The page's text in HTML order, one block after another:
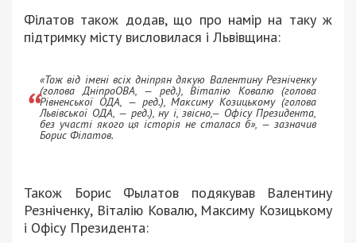
Філатов також додав, що про намір на таку ж
підтримку місту висловилася і Львівщина:
«Тож від імені всіх дніпрян дякую Валентину Резніченку
(голова ДніпроОВА, — ред.), Віталію Ковалю (голова
Рівненської ОДА, — ред.), Максиму Козицькому (голова
Львівської ОДА, — ред.), ну і, звісно,— Офісу Президента,
без участі якого ця історія не сталася б», — зазначив
Борис Філатов.
Також Борис Фылатов подякував Валентину
Резніченку, Віталію Ковалю, Максиму Козицькому
і Офісу Президента: